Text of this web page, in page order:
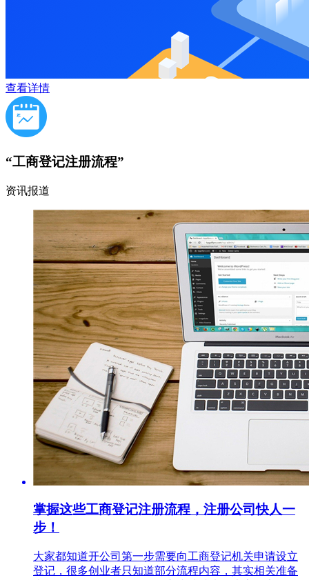
查看详情
“工商登记注册流程”
资讯报道
掌握这些工商登记注册流程，注册公司快人一
步！
大家都知道开公司第一步需要向工商登记机关申请设立
登记，很多创业者只知道部分流程内容，其实相关准备